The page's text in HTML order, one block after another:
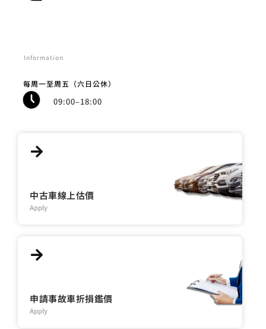
中古車線上估價
Apply
申請事故車折損鑑價
Apply
Information
每周一至周五（六日公休）
09:00–18:00